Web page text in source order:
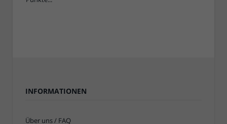
INFORMATIONEN
Über uns / FAQ